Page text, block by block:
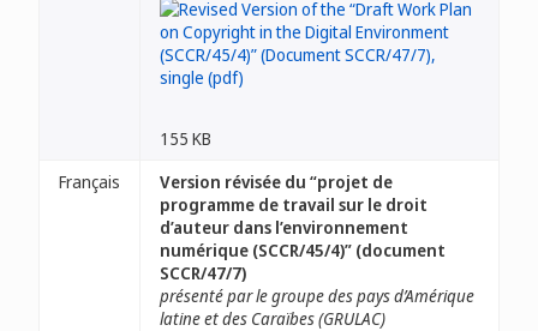
155 KB
Français
Version révisée du “projet de
programme de travail sur le droit
d’auteur dans l’environnement
numérique (SCCR/45/4)” (document
SCCR/47/7)
présenté par le groupe des pays d’Amérique
latine et des Caraïbes (GRULAC)